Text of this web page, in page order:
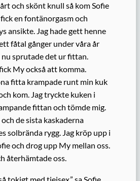
och skönt knull så kom Sofie
en fontänorgasm och
ansikte. Jag hade gett henne
fåtal gånger under våra år
sprutade det ur fittan.
My också att komma.
fitta krampade runt min kuk
kom. Jag tryckte kuken i
fittan och tömde mig.
de sista kaskaderna
solbrända rygg. Jag kröp upp i
och drog upp My mellan oss.
återhämtade oss.
tokigt med tjejsex.” sa Sofie.